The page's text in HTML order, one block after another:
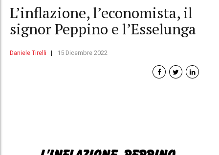
L’inflazione, l’economista, il
signor Peppino e l’Esselunga
Daniele Tirelli 15 Dicembre 2022